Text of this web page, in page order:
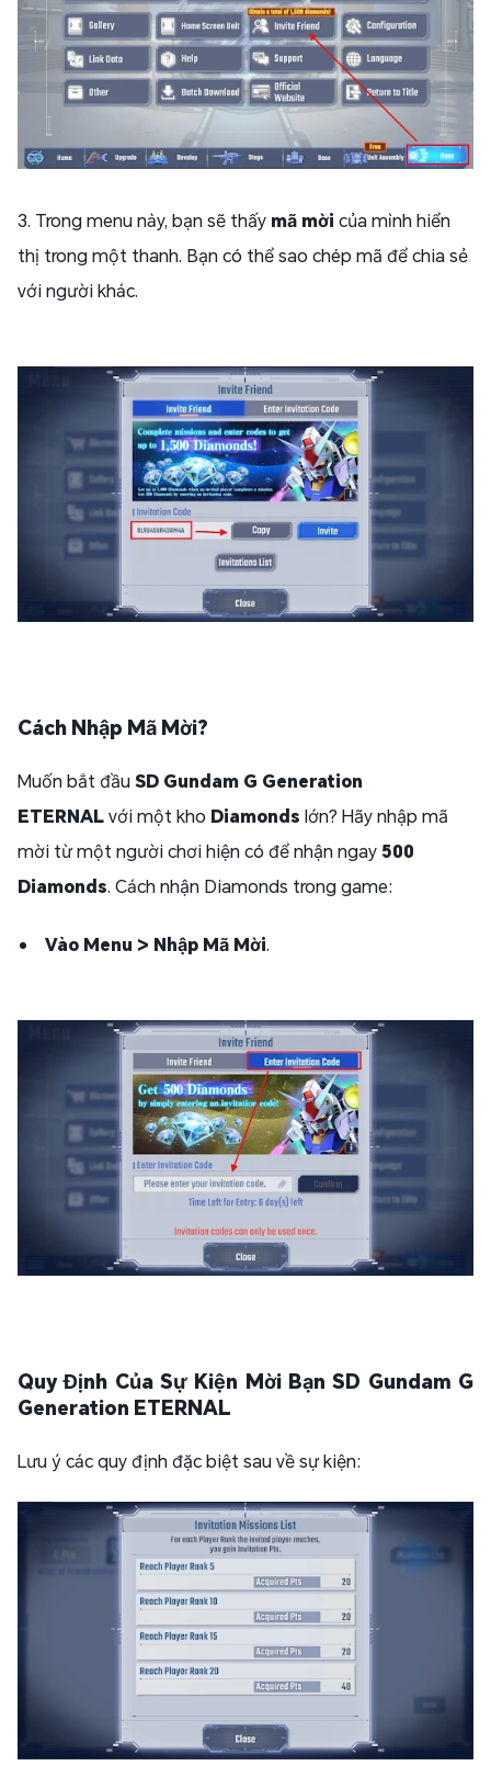
3. Trong menu này, bạn sẽ thấy mã mời của mình hiển
thị trong một thanh. Bạn có thể sao chép mã để chia sẻ
với người khác.
Cách Nhập Mã Mời?
Muốn bắt đầuSD Gundam G Generation
ETERNALvới một kho Diamonds lớn? Hãy nhập mã
mời từ một người chơi hiện có để nhận ngay 500
Diamonds. Cách nhận Diamonds trong game:
Vào Menu > Nhập Mã Mời.
Quy Định Của Sự Kiện Mời Bạn SD Gundam G
Generation ETERNAL
Lưu ý các quy định đặc biệt sau về sự kiện: